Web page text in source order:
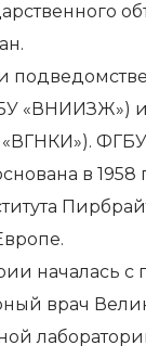
и
в
началась
врач